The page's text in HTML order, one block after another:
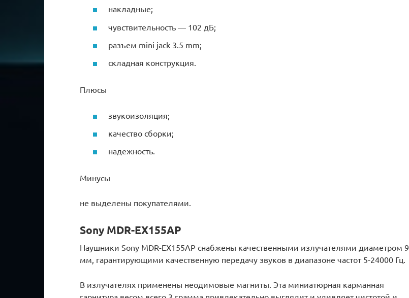
накладные;
чувствительность — 102 дБ;
разъем mini jack 3.5 mm;
складная конструкция.
Плюсы
звукоизоляция;
качество сборки;
надежность.
Минусы
не выделены покупателями.
Sony MDR-EX155AP
Наушники Sony MDR-EX155AP снабжены качественными излучателями диаметром 9
мм, гарантирующими качественную передачу звуков в диапазоне частот 5-24000 Гц.
В излучателях применены неодимовые магниты. Эта миниатюрная карманная